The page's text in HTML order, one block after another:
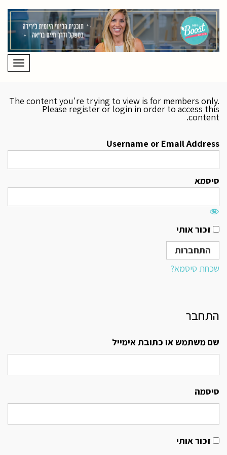
The content you're trying to view is for members only.
Please register or login in order to access this
content.
Username or Email Address
סיסמא
זכור אותי
שכחת סיסמא?
התחבר
שם משתמש או כתובת אימייל
סיסמה
זכור אותי